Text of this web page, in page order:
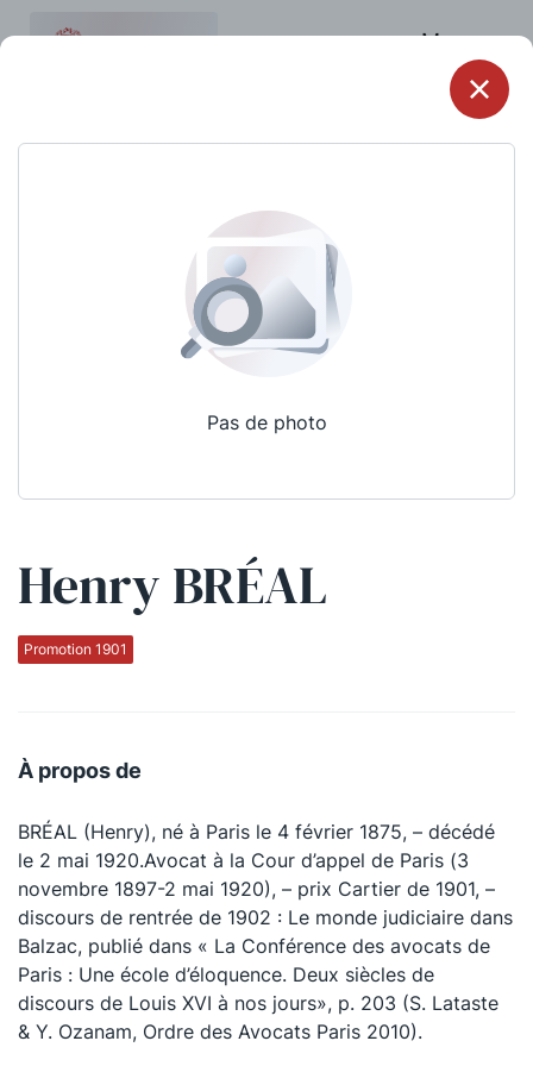
Menu
Pas de photo
Henry BRÉAL
Promotion 1901
À propos de
BRÉAL (Henry), né à Paris le 4 février 1875, – décédé
le 2 mai 1920.Avocat à la Cour d’appel de Paris (3
novembre 1897-2 mai 1920), – prix Cartier de 1901, –
discours de rentrée de 1902 : Le monde judiciaire dans
Balzac, publié dans « La Conférence des avocats de
Paris : Une école d’éloquence. Deux siècles de
discours de Louis XVI à nos jours», p. 203 (S. Lataste
& Y. Ozanam, Ordre des Avocats Paris 2010).
Qui sommes-nous ?
La Conférence
La Conférence
Le Concours de la Conférence
La Conférence Berryer
La Petite Conférence